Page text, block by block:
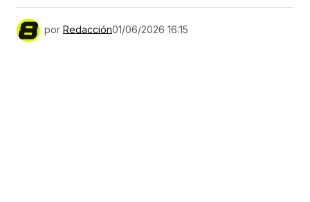
por Redacción01/06/2026 16:15